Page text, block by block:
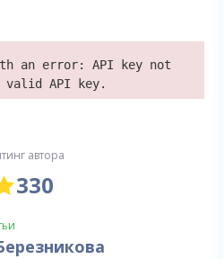
an error: API key not
valid API key.
автора
330